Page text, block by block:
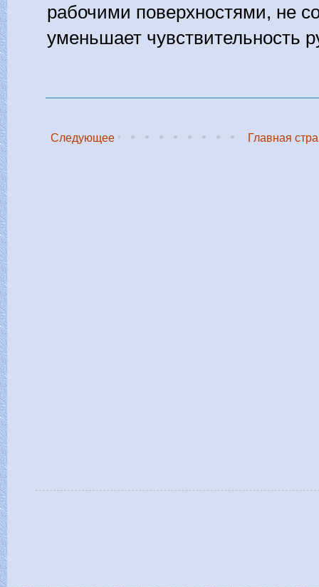
рабочими поверхностями, не
уменьшает чувствительность
Следующее Главная